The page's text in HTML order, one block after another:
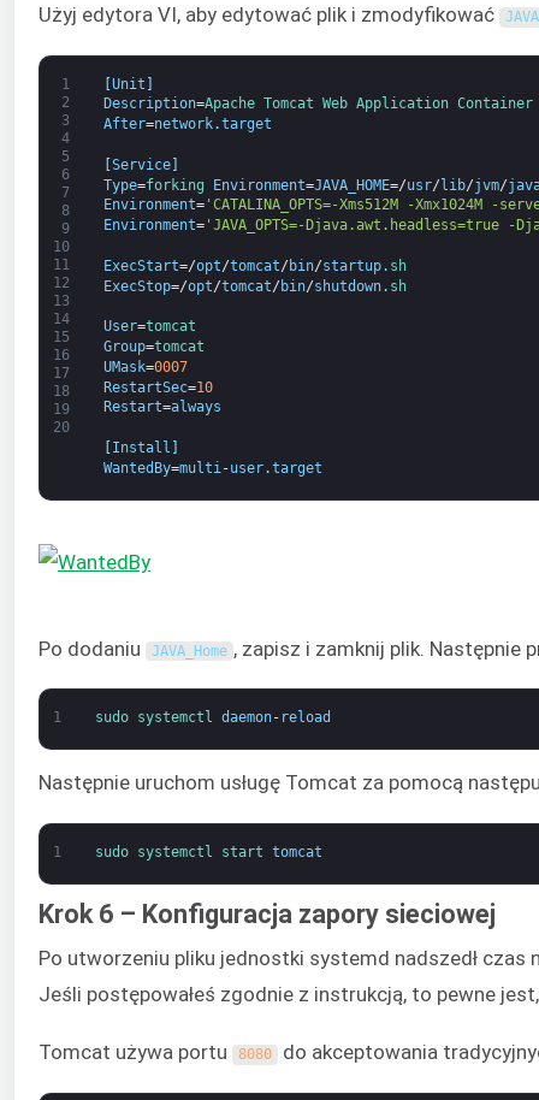
Użyj edytora VI, aby edytować plik i zmodyfikować
1
2
3
4
5
6
7
8
9
10
11
12
13
14
15
16
17
18
19
20
[Unit ]
Description=Apache Tomcat Web Application Container
After=network.target
[Service]
Type=forking Environment=JAVA_HOME=/usr/lib/jvm/
Environment='CATALINA_OPTS=-Xms512M -Xmx1024M -
Environment='JAVA_OPTS=-Djava.awt.headless=true
ExecStart=/opt/tomcat/ bin/startup. sh
ExecStop=/opt/tomcat/ bin/shutdown. sh
User=tomcat
Group=tomcat
UMask=0007
RestartSec=10
Restart=always
Install
WantedBy=multi -user.target
Po dodaniu JAVA_Home , zapisz i zamknij plik. Następnie
1 sudo systemctl daemon- reload
Następnie uruchom usługę Tomcat za pomocą
1 sudo systemctl start tomcat
Krok 6 – Konfiguracja zapory sieciowej
Po utworzeniu pliku jednostki systemd nadszedł
Jeśli postępowałeś zgodnie z instrukcją, to pewne
Tomcat używa portu 8080 do akceptowania